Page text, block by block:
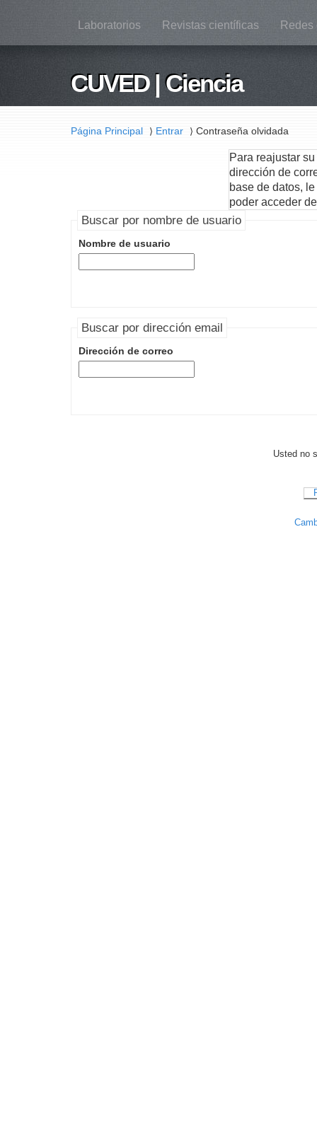
Laboratorios Revistas científicas
CUVED | Ciencia
Página Principal ⟩ Entrar ⟩ Contraseña olvidada
Para reajustar
dirección de
base de datos,
poder acceder
Buscar por nombre de usuario
Nombre de usuario
Buscar por dirección email
Dirección de correo
Usted no